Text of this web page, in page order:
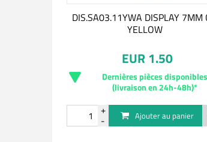
DIS.SA03.11YWA DISPLAY 7MM
YELLOW
EUR 1.50
Dernières pièces disponibles
(livraison en 24h-48h)*
Ajouter au panier